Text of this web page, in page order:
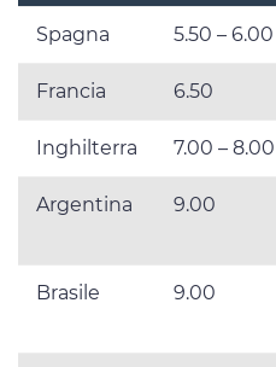
Spagna 5.50 – 6.00
Francia 6.50
Inghilterra 7.00 – 8.00
Argentina 9.00
Brasile 9.00